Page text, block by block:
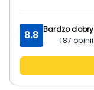
8.8 Bardzo dobry
187 opinii